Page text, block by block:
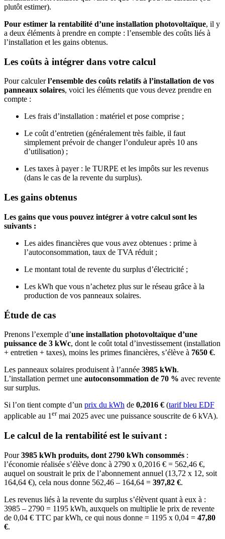
plutôt estimer).
Pour estimer la rentabilité d’une installation photovoltaïque, il y
a deux éléments à prendre en compte : l’ensemble des coûts liés à
l’installation et les gains obtenus.
Les coûts à intégrer dans votre calcul
Pour calculerl’ensemble des coûts relatifs à l’installation de vos
panneaux solaires, voici les éléments que vous devez prendre en
compte :
Les frais d’installation : matériel et pose comprise ;
Le coût d’entretien (généralement très faible, il faut
simplement prévoir de changer l’onduleur après 10 ans
d’utilisation) ;
Les taxes à payer : le TURPE et les impôts sur les revenus
(dans le cas de la revente du surplus).
Les gains obtenus
Les gains que vous pouvez intégrer à votre calcul sont les
suivants :
Les aides financières que vous avez obtenues : prime à
l’autoconsommation, taux de TVA réduit ;
Le montant total de revente du surplus d’électricité ;
Les kWh que vous n’achetez plus sur le réseau grâce à la
production de vos panneaux solaires.
Étude de cas
Prenons l’exemple d’une installation photovoltaïque d’une
puissance de 3 kWc, dont le coût total d’investissement (installation
+ entretien + taxes), moins les primes financières, s’élève à 7650 €.
Les panneaux solaires produisent à l’année 3985 kWh.
L’installation permet une autoconsommation de 70 % avec revente
sur surplus.
Si l’on tient compte d’un prix du kWh de 0,2016 € (tarif bleu EDF
applicable au 1ermai 2025 avec une puissance souscrite de 6 kVA).
Le calcul de la rentabilité est le suivant :
Pour3985 kWh produits, dont 2790 kWh consommés :
l’économie réalisée s’élève donc à 2790 x 0,2016 € = 562,46 €,
auquel on soustrait le prix de l’abonnement annuel (13,72 x 12, soit
164,64 €), cela nous donne 562,46 – 164,64 = 397,82 €.
Les revenus liés à la revente du surplus s’élèvent quant à eux à :
3985 – 2790 = 1195 kWh, auxquels on multiplie le prix de revente
de 0,04 € TTC par kWh, ce qui nous donne = 1195 x 0,04 = 47,80
€.